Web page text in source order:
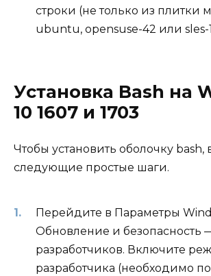
строки (не только из плитки
ubuntu, opensuse-42 или sles-
Установка Bash на
10 1607 и 1703
Чтобы установить оболочку bash,
следующие простые шаги.
Перейдите в Параметры
Обновление и безопасность
разработчиков. Включите
разработчика (необходимо